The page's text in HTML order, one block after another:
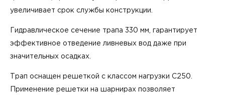
увеличивает срок службы конструкции.
Гидравлическое сечение трапа 330 мм, гарантирует
эффективное отведение ливневых вод даже при
значительных осадках.
Трап оснащен решеткой с классом нагрузки С250.
Применение решетки на шарнирах позволяет